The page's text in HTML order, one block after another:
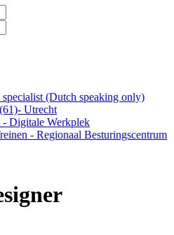
(Dutch speaking only)
Utrecht
- Digitale Werkplek
- Regionaal Besturingscentrum